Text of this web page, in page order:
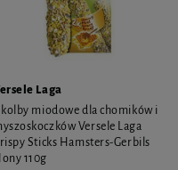
Laga
kolby miodowe dla chomików i
Versele Laga
Sticks Hamsters-Gerbils
110g